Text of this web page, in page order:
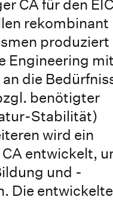
CA für den
rekombinant
produziert
Engineering mit
die
benötigter
Stabilität)
wird ein
entwickelt,
und -
Die